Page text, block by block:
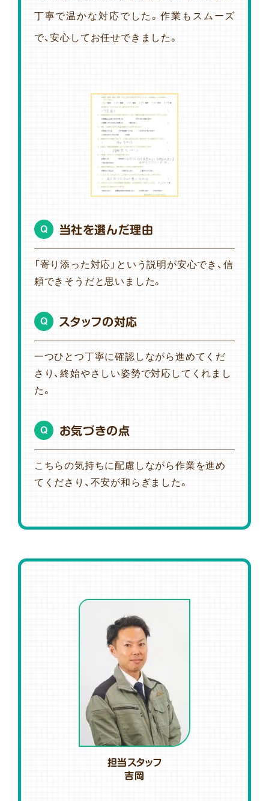
丁寧で温かな対応でした。作業もスムーズ
で、安心してお任せできました。
Q 当社を選んだ理由
「寄り添った対応」という説明が安心でき、信
頼できそうだと思いました。
Q スタッフの対応
一つひとつ丁寧に確認しながら進めてくだ
さり、終始やさしい姿勢で対応してくれまし
た。
Q お気づきの点
こちらの気持ちに配慮しながら作業を進め
てくださり、不安が和らぎました。
担当スタッフ
吉岡